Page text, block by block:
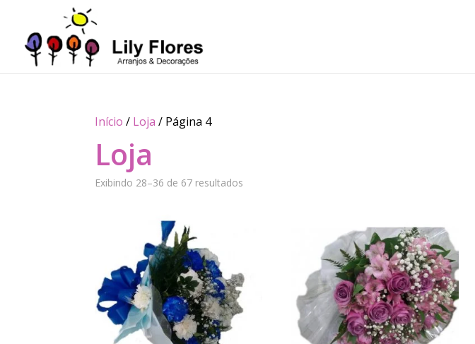
Início / Loja / Página 4
Loja
Exibindo 28–36 de 67 resultados